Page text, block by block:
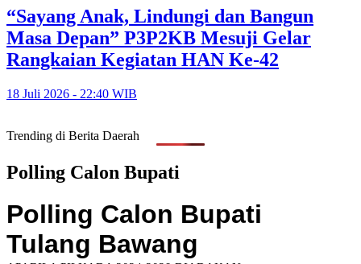
“Sayang Anak, Lindungi dan Bangun
Masa Depan” P3P2KB Mesuji Gelar
Rangkaian Kegiatan HAN Ke-42
18 Juli 2026 - 22:40 WIB
Trending di Berita Daerah
Polling Calon Bupati